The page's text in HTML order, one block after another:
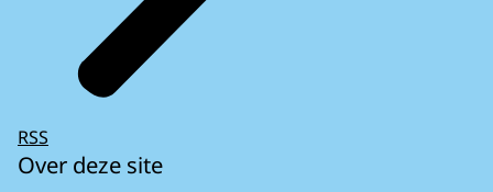
RSS
Over deze site